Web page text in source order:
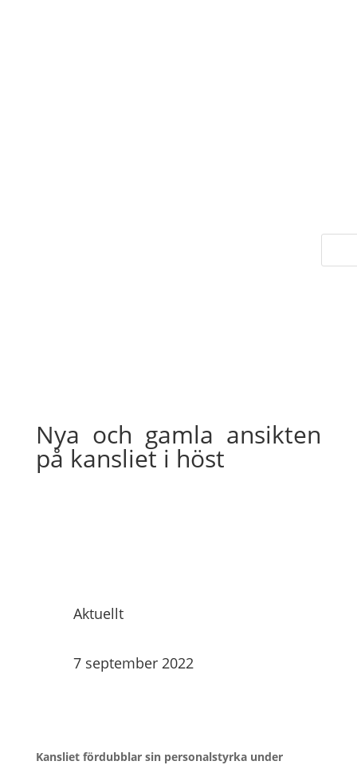
Nya och gamla ansikten
på kansliet i höst
Aktuellt
7 september 2022
Kansliet fördubblar sin personalstyrka under